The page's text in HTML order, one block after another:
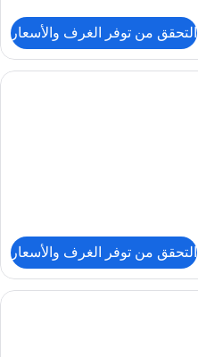
التحقق من توفر الغرف والأسعار
ملاءات من القطن المصري وأغطية
التحقق من توفر الغرف والأسعار
ملاءات من القطن المصري وأغطية